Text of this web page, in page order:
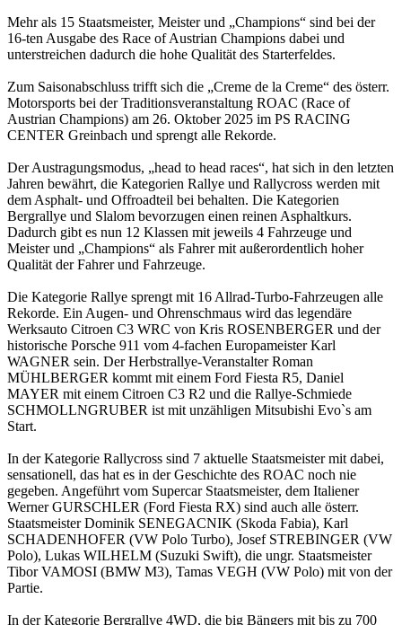
Mehr als 15 Staatsmeister, Meister und „Champions“ sind bei der
16-ten Ausgabe des Race of Austrian Champions dabei und
unterstreichen dadurch die hohe Qualität des Starterfeldes.
Zum Saisonabschluss trifft sich die „Creme de la Creme“ des österr.
Motorsports bei der Traditionsveranstaltung ROAC (Race of
Austrian Champions) am 26. Oktober 2025 im PS RACING
CENTER Greinbach und sprengt alle Rekorde.
Der Austragungsmodus, „head to head races“, hat sich in den letzten
Jahren bewährt, die Kategorien Rallye und Rallycross werden mit
dem Asphalt- und Offroadteil bei behalten. Die Kategorien
Bergrallye und Slalom bevorzugen einen reinen Asphaltkurs.
Dadurch gibt es nun 12 Klassen mit jeweils 4 Fahrzeuge und
Meister und „Champions“ als Fahrer mit außerordentlich hoher
Qualität der Fahrer und Fahrzeuge.
Die Kategorie Rallye sprengt mit 16 Allrad-Turbo-Fahrzeugen alle
Rekorde. Ein Augen- und Ohrenschmaus wird das legendäre
Werksauto Citroen C3 WRC von Kris ROSENBERGER und der
historische Porsche 911 vom 4-fachen Europameister Karl
WAGNER sein. Der Herbstrallye-Veranstalter Roman
MÜHLBERGER kommt mit einem Ford Fiesta R5, Daniel
MAYER mit einem Citroen C3 R2 und die Rallye-Schmiede
SCHMOLLNGRUBER ist mit unzähligen Mitsubishi Evo`s am
Start.
In der Kategorie Rallycross sind 7 aktuelle Staatsmeister mit dabei,
sensationell, das hat es in der Geschichte des ROAC noch nie
gegeben. Angeführt vom Supercar Staatsmeister, dem Italiener
Werner GURSCHLER (Ford Fiesta RX) sind auch alle österr.
Staatsmeister Dominik SENEGACNIK (Skoda Fabia), Karl
SCHADENHOFER (VW Polo Turbo), Josef STREBINGER (VW
Polo), Lukas WILHELM (Suzuki Swift), die ungr. Staatsmeister
Tibor VAMOSI (BMW M3), Tamas VEGH (VW Polo) mit von der
Partie.
In der Kategorie Bergrallye 4WD, die big Bängers mit bis zu 700